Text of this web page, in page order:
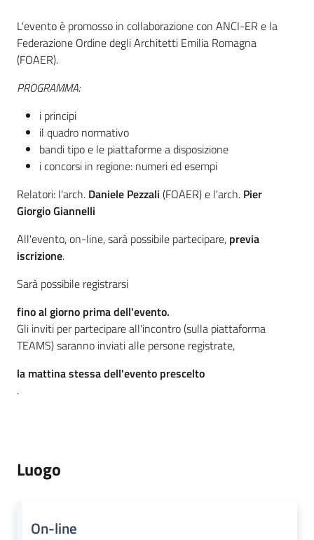
Progetti
Cos'è
L'evento è promosso in collaborazione con ANCI-ER e la
Federazione Ordine degli Architetti Emilia Romagna
(FOAER).
PROGRAMMA:
i principi
il quadro normativo
bandi tipo e le piattaforme a disposizione
i concorsi in regione: numeri ed esempi
Relatori: l'arch. Daniele Pezzali (FOAER) e l'arch. Pier
Giorgio Giannelli
All'evento, on-line, sarà possibile partecipare, previa
iscrizione.
Sarà possibile registrarsi
fino al giorno prima dell'evento.
Gli inviti per partecipare all'incontro (sulla piattaforma
TEAMS) saranno inviati alle persone registrate,
la mattina stessa dell'evento prescelto
.
Luogo
On-line